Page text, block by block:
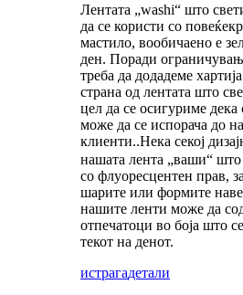
Лентата „washi“ што
да се користи со
мастило, вообичаено е
ден. Поради
треба да додадеме
страна од лентата што
цел да се осигуриме
може да се испорача до
клиенти..Нека секој
нашата лента „ваши“
со флуоресцентен прав,
шарите или формите
нашите ленти може да
отпечатоци во боја што
текот на денот.
истрагадетали